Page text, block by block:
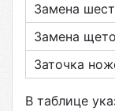
Замена
Замена
Заточка
В таблице